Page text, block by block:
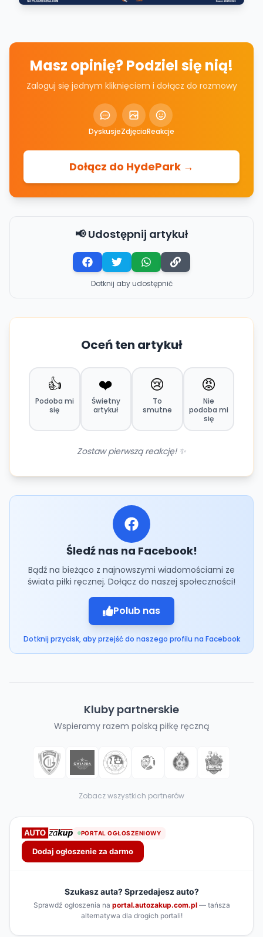
Masz opinię? Podziel się nią!
Zaloguj się jednym kliknięciem i dołącz do rozmowy
DyskusjeZdjęciaReakcje
Dołącz do HydePark →
📢 Udostępnij artykuł
Dotknij aby udostępnić
Oceń ten artykuł
👍
Podoba mi
się
❤️
Świetny
artykuł
😢
To
smutne
😡
Nie
podoba mi
się
Zostaw pierwszą reakcję! ✨
Śledź nas na Facebook!
Bądź na bieżąco z najnowszymi wiadomościami ze
świata piłki ręcznej. Dołącz do naszej społeczności!
Polub nas
Dotknij przycisk, aby przejść do naszego profilu na Facebook
Kluby partnerskie
Wspieramy razem polską piłkę ręczną
Zobacz wszystkich partnerów